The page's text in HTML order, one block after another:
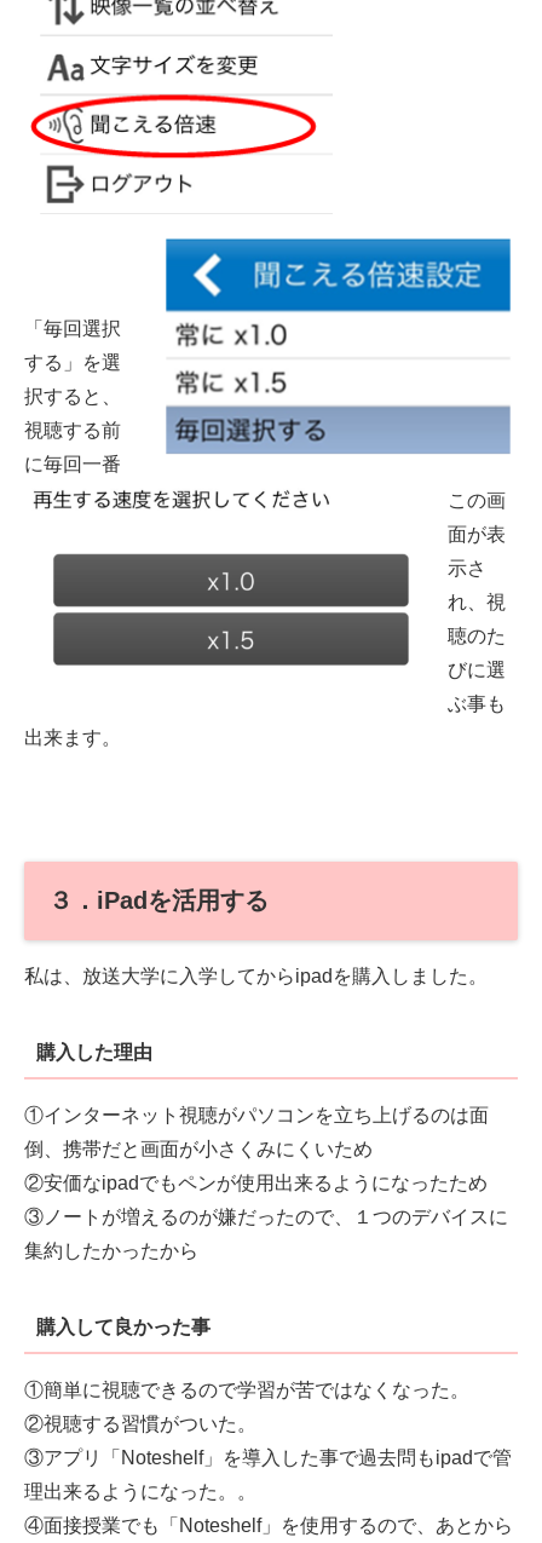
「毎回選択
する」を選
択すると、
視聴する前
に毎回一番
この画
面が表
示さ
れ、視
聴のた
びに選
ぶ事も
出来ます。
３．iPadを活用する
私は、放送大学に入学してからipadを購入しました。
購入した理由
①インターネット視聴がパソコンを立ち上げるのは面
倒、携帯だと画面が小さくみにくいため
②安価なipadでもペンが使用出来るようになったため
③ノートが増えるのが嫌だったので、１つのデバイスに
集約したかったから
購入して良かった事
①簡単に視聴できるので学習が苦ではなくなった。
②視聴する習慣がついた。
③アプリ「Noteshelf」を導入した事で過去問もipadで管
理出来るようになった。。
④面接授業でも「Noteshelf」を使用するので、あとから